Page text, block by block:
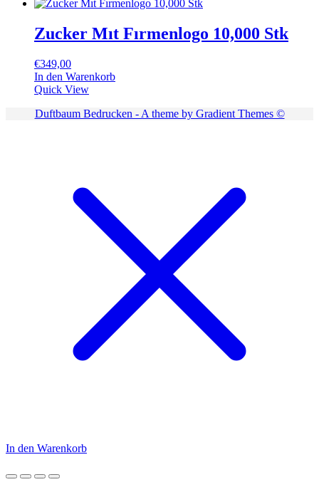
Zucker Mıt Fırmenlogo 10,000 Stk
€349,00
In den Warenkorb
Quick View
Duftbaum Bedrucken - A theme by Gradient Themes ©
In den Warenkorb